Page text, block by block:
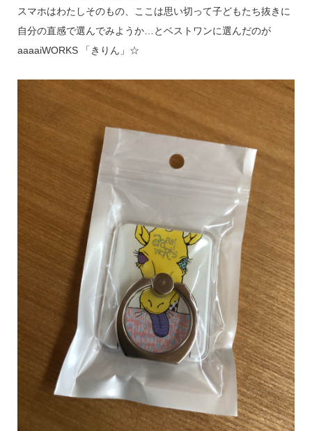
スマホはわたしそのもの、ここは思い切って子どもたち抜きに
自分の直感で選んでみようか…とベストワンに選んだのが
aaaaiWORKS 「きりん」☆